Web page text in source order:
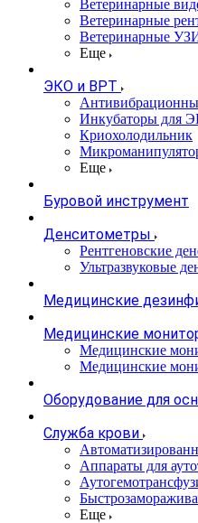
Ветеринарные
Ветеринарные
Ветеринарные
Еще
ЭКО и ВРТ
Инкубаторы для
Криохолодильник
Еще
Буровой инструмент
Денситометры
Рентгеновские
Ультразвуковые
Медицинские
Медицинские
Медицинские
Медицинские
Оборудование для
Служба крови
Аппараты для
Еще